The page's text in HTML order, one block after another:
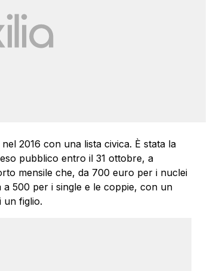
2016 con una lista civica. È stata la
pubblico entro il 31 ottobre, a
mensile che, da 700 euro per i nuclei
500 per i single e le coppie, con un
un figlio.